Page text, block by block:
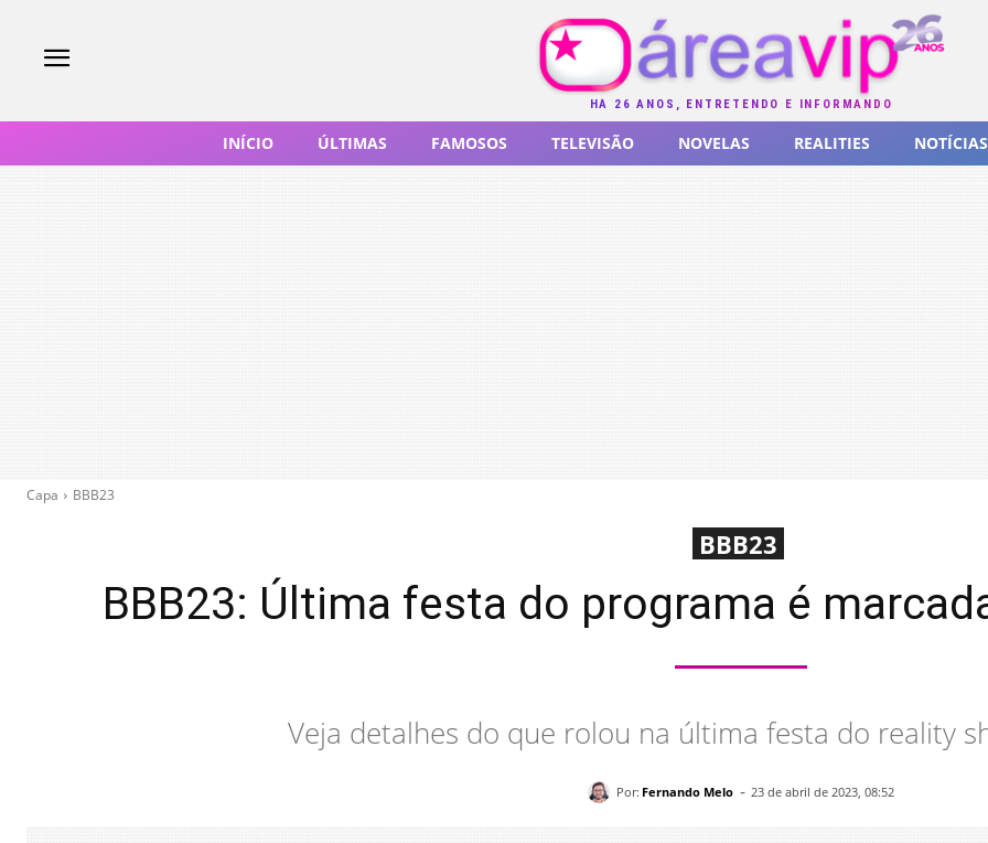
HÁ 26 ANOS, ENTRETENDO E INFORMANDO
INÍCIO ÚLTIMAS FAMOSOS TELEVISÃO NOVELAS REALITIES NOTÍCIAS
Capa BBB23
BBB23
BBB23: Última festa do programa é
Veja detalhes do que rolou na última festa do reality
Por: Fernando Melo - 23 de abril de 2023, 08:52